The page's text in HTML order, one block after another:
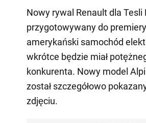
Nowy rywal Renault dla Tesli
przygotowywany do
amerykański samochód
wkrótce będzie miał
konkurenta. Nowy model
został szczegółowo
zdjęciu.